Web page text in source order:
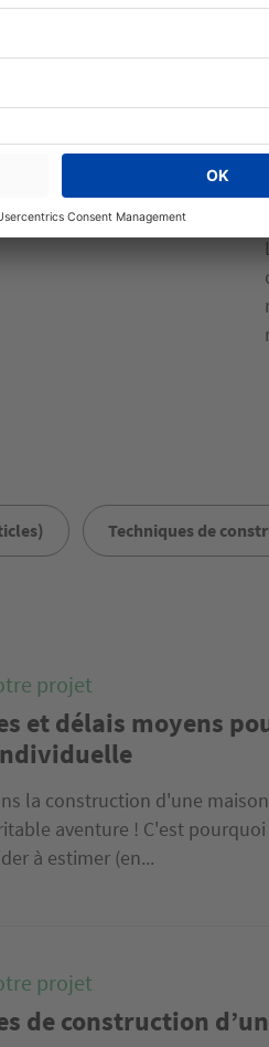
Techniques de
projet
et délais moyens
la construction d'une
aventure ! C'est
à estimer (en...
projet
de construction